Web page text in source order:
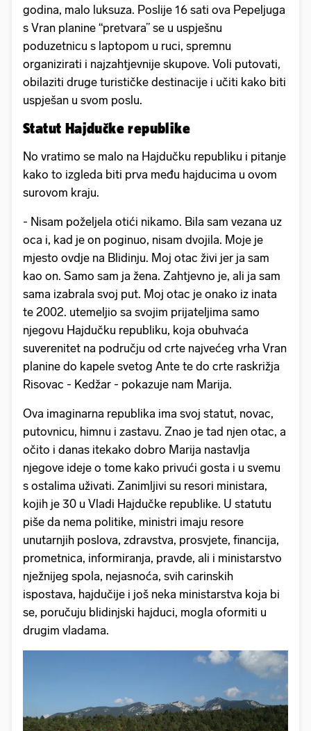
godina, malo luksuza. Poslije 16 sati ova Pepeljuga
s Vran planine “pretvara” se u uspješnu
poduzetnicu s laptopom u ruci, spremnu
organizirati i najzahtjevnije skupove. Voli putovati,
obilaziti druge turističke destinacije i učiti kako biti
uspješan u svom poslu.
Statut Hajdučke republike
No vratimo se malo na Hajdučku republiku i pitanje
kako to izgleda biti prva među hajducima u ovom
surovom kraju.
- Nisam poželjela otići nikamo. Bila sam vezana uz
oca i, kad je on poginuo, nisam dvojila. Moje je
mjesto ovdje na Blidinju. Moj otac živi jer ja sam
kao on. Samo sam ja žena. Zahtjevno je, ali ja sam
sama izabrala svoj put. Moj otac je onako iz inata
te 2002. utemeljio sa svojim prijateljima samo
njegovu Hajdučku republiku, koja obuhvaća
suverenitet na području od crte najvećeg vrha Vran
planine do kapele svetog Ante te do crte raskrižja
Risovac - Kedžar - pokazuje nam Marija.
Ova imaginarna republika ima svoj statut, novac,
putovnicu, himnu i zastavu. Znao je tad njen otac, a
očito i danas itekako dobro Marija nastavlja
njegove ideje o tome kako privući gosta i u svemu
s ostalima uživati. Zanimljivi su resori ministara,
kojih je 30 u Vladi Hajdučke republike. U statutu
piše da nema politike, ministri imaju resore
unutarnjih poslova, zdravstva, prosvjete, financija,
prometnica, informiranja, pravde, ali i ministarstvo
nježnijeg spola, nejasnoća, svih carinskih
ispostava, hajdučije i još neka ministarstva koja bi
se, poručuju blidinjski hajduci, mogla oformiti u
drugim vladama.